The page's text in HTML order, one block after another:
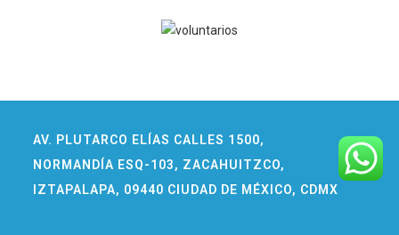
AV. PLUTARCO ELÍAS CALLES 1500,
NORMANDÍA ESQ-103, ZACAHUITZCO,
IZTAPALAPA, 09440 CIUDAD DE MÉXICO, CDMX